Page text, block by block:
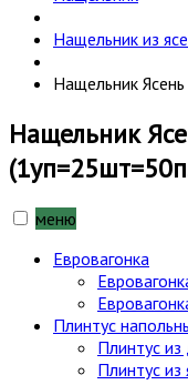
Нащельник из
Нащельник
Нащельник
меню
Евровагонка
Плинтус
Плинтус из
Плинтус из